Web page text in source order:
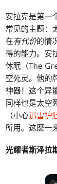
安拉克是第
常见的主题：
在有代价的情
得的能力。安
休眠（The
空死灵。他的
神器！这个异
同样也是太空
（小心迅雷护
所用。这麽一
光耀者斯泽拉